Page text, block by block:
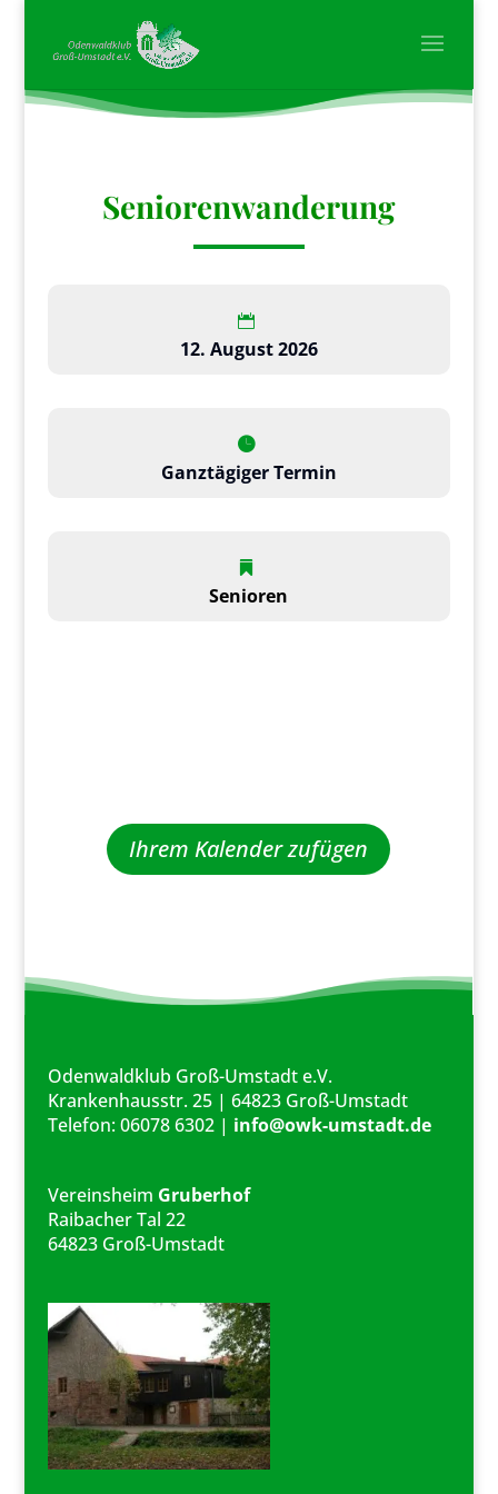
Seniorenwanderung
12. August 2026
Ganztägiger Termin
Senioren
Ihrem Kalender zufügen
Odenwaldklub Groß-Umstadt e.V.
Krankenhausstr. 25 | 64823 Groß-Umstadt
Telefon: 06078 6302 | info@owk-umstadt.de
Vereinsheim Gruberhof
Raibacher Tal 22
64823 Groß-Umstadt